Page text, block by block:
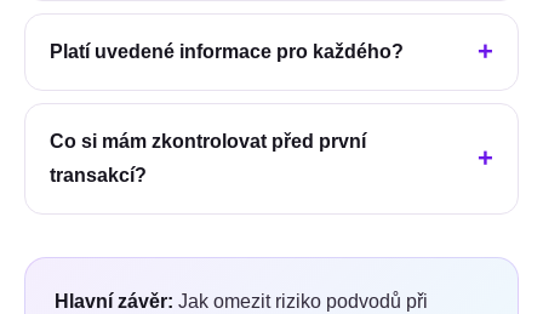
Platí uvedené informace pro každého?
Co si mám zkontrolovat před první
transakcí?
Hlavní závěr: Jak omezit riziko podvodů při